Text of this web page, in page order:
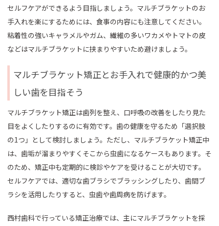
セルフケアができるよう目指しましょう。マルチブラケットのお
手入れを楽にするためには、食事の内容にも注意してください。
粘着性の強いキャラメルやガム、繊維の多いワカメやトマトの皮
などはマルチブラケットに挟まりやすいため避けましょう。
マルチブラケット矯正とお手入れで健康的かつ美
しい歯を目指そう
マルチブラケット矯正は歯列を整え、口呼吸の改善をしたり見た
目をよくしたりするのに有効です。歯の健康を守るため「選択肢
の1つ」として検討しましょう。ただし、マルチブラケット矯正中
は、歯垢が溜まりやすくそこから虫歯になるケースもあります。そ
のため、矯正中も定期的に検診やケアを受けることが大切です。
セルフケアでは、適切な歯ブラシでブラッシングしたり、歯間ブ
ラシを活用したりすると、虫歯や歯周病を防げます。
西村歯科で行っている矯正治療では、主にマルチブラケットを採